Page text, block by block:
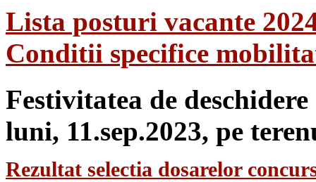
Lista posturi vacante
Conditii specifice
Festivitatea de
luni, 11.sep.2023, pe
Rezultat selectia dosarelor